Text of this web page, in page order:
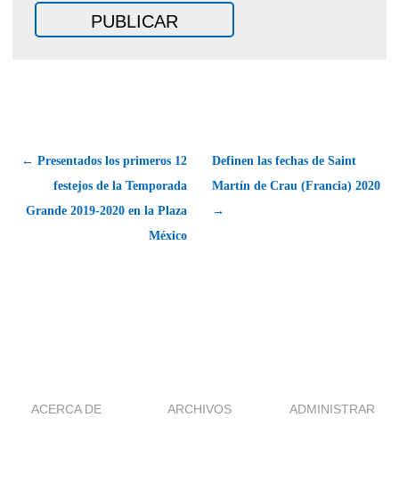
← Presentados los primeros 12
festejos de la Temporada
Grande 2019-2020 en la Plaza
México
Definen las fechas de Saint
Martín de Crau (Francia) 2020
→
ACERCA DE ARCHIVOS ADMINISTRAR